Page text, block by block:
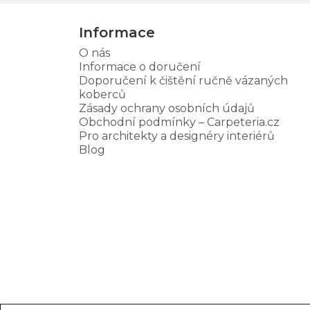
Informace
O nás
Informace o doručení
Doporučení k čištění ručně vázaných
koberců
Zásady ochrany osobních údajů
Obchodní podmínky – Carpeteria.cz
Pro architekty a designéry interiérů
Blog